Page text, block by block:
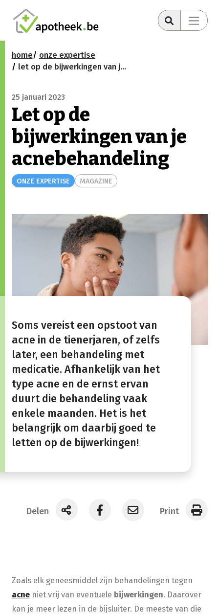
home
onze expertise
let op de bijwerkingen van je acnebehandeling
25 januari 2023
Let op de
bijwerkingen van je
acnebehandeling
ONZE EXPERTISE MAGAZINE
Soms vereist een opstoot van
acne in de tienerjaren, of zelfs
later, een behandeling met
medicatie. Afhankelijk van het
type acne en de ernst ervan
duurt die behandeling vaak
enkele maanden. Het is het
belangrijk om daarbij goed te
letten op de bijwerkingen!
Delen Print
Zoals elk geneesmiddel zijn behandelingen tegen
acne niet vrij van eventuele bijwerkingen. Daarover
kan je meer lezen in de bijsluiter. De meeste van die